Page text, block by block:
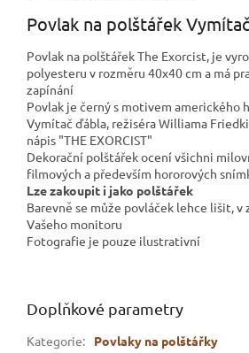
Povlak na polštářek
Povlak na polštářek The Exorcist, je
polyesteru v rozměru 40x40 cm a má
zapínání
Povlak je černý s motivem amerického
Vymítač ďábla, režiséra Williama
nápis "THE EXORCIST"
Dekorační polštářek ocení všichni
filmových a především hororových
Lze zakoupit i jako polštářek
Barevně se může povláček lehce lišit, v
Vašeho monitoru
Fotografie je pouze ilustrativní
Doplňkové parametry
Kategorie:
Povlaky na polštářky